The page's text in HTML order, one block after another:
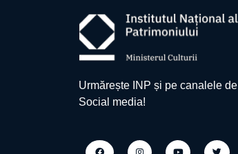
Urmărește INP și pe canalele de
Social media!